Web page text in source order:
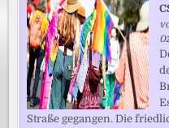
Straße gegangen. Die